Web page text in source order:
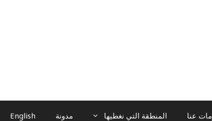
عنا المنطقة التي نغطيها مدونة English